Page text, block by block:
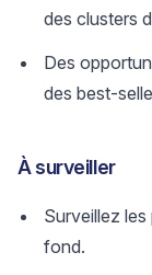
des clusters
Des
des best-
À surveiller
Surveillez
fond.